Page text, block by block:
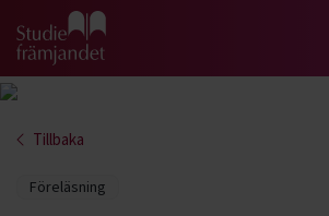
Gå till studiefrämjandets startsida
Tillbaka
Föreläsning